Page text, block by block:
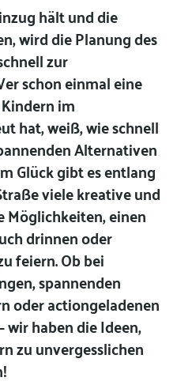
hält und die
wird die Planung des
zur
schon einmal eine
im
hat, weiß, wie schnell
Alternativen
Glück gibt es entlang
viele kreative und
Möglichkeiten, einen
drinnen oder
feiern. Ob bei
spannenden
oder actiongeladenen
haben die Ideen,
zu unvergesslichen